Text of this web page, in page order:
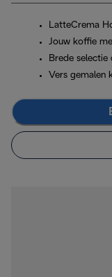
LatteCrema
Jouw koffie
Brede selectie
Vers gemalen